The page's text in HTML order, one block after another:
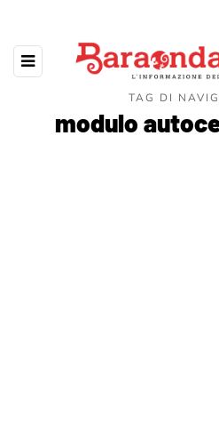
TAG DI
modulo